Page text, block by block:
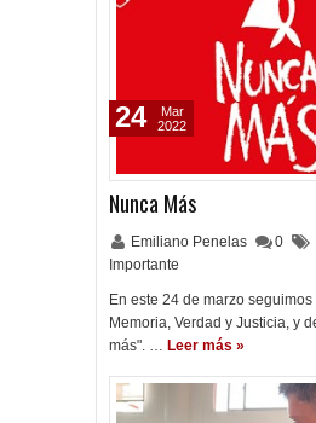
Nunca Más
Emiliano Penelas 0
Importante
En este 24 de marzo
Memoria, Verdad y Justicia, y
más". … Leer más »
24
Mar
2022